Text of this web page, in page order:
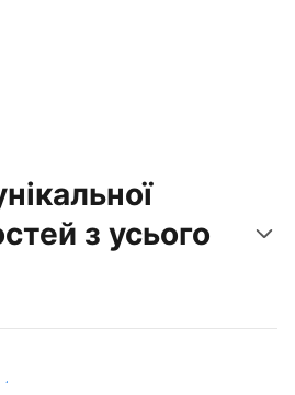
з усього
вже сьогодні